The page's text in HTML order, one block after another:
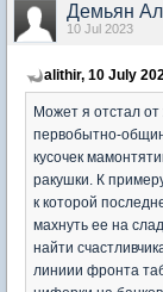
Демьян
10 Jul 2023
alithir, 10 July
Может я отстал
первобытно-
кусочек
ракушки. К
к которой
махнуть ее на
найти
линиии фронта